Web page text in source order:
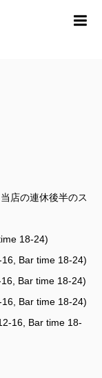
店の連休後半のス
18-24)
Bar time 18-24)
Bar time 18-24)
Bar time 18-24)
16, Bar time 18-